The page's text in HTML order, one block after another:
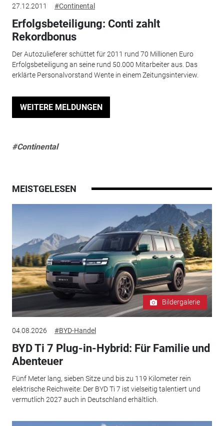
27.12.2011 #Continental
Erfolgsbeteiligung: Conti zahlt
Rekordbonus
Der Autozulieferer schüttet für 2011 rund 70 Millionen Euro
Erfolgsbeteiligung an seine rund 50.000 Mitarbeiter aus. Das
erklärte Personalvorstand Wente in einem Zeitungsinterview.
WEITERE MELDUNGEN
#Continental
MEISTGELESEN
Bildergalerie
04.08.2026 #BYD-Handel
BYD Ti 7 Plug-in-Hybrid: Für Familie und
Abenteuer
Fünf Meter lang, sieben Sitze und bis zu 119 Kilometer rein
elektrische Reichweite: Der BYD Ti 7 ist vielseitig talentiert und
vermutlich 2027 auch in Deutschland erhältlich.